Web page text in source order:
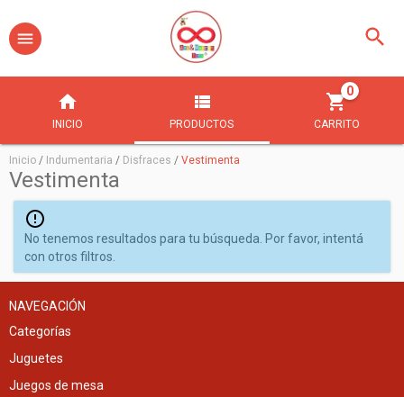
INICIO PRODUCTOS CARRITO
0
Inicio / Indumentaria / Disfraces / Vestimenta
Vestimenta
No tenemos resultados para tu búsqueda. Por favor, intentá
con otros filtros.
NAVEGACIÓN
Categorías
Juguetes
Juegos de mesa